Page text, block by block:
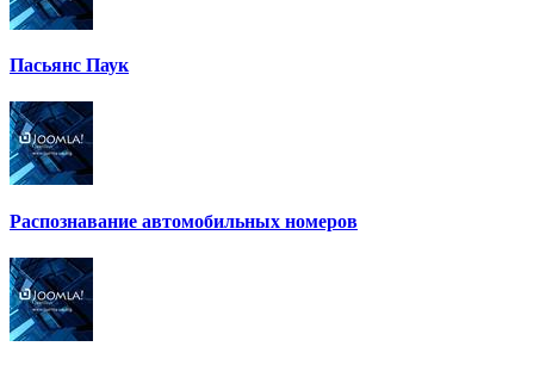
Пасьянс Паук
Распознавание автомобильных номеров